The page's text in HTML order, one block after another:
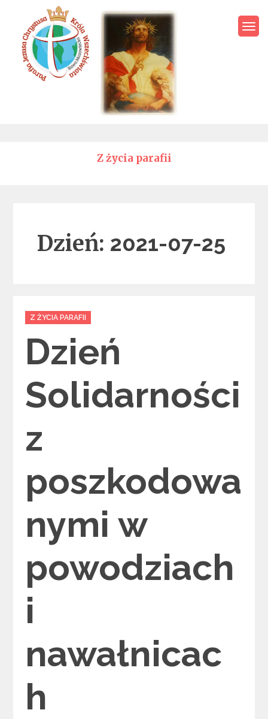
content
Parafia Jezusa Chrystusa
Króla Wszechświata – Rawa
Z życia parafii
Dzień: 2021-07-25
Categories
Z ŻYCIA PARAFII
Dzień
Solidarności
z
poszkodowa
nymi w
powodziach
i
nawałnicac
h